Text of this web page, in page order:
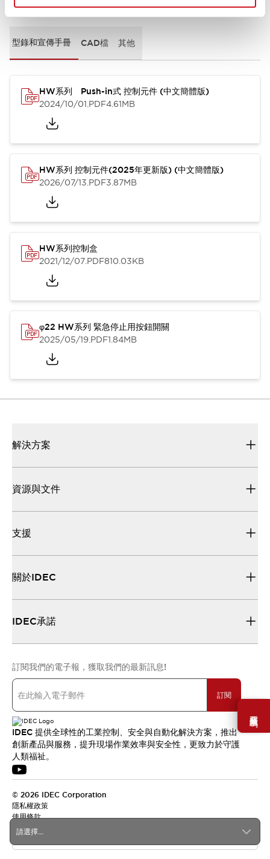
需要幫助嗎？
型錄和宣傳手冊 CAD檔 其他
HW系列 Push-in式 控制元件 (中文簡體版)
2024/10/01.PDF4.61MB
HW系列 控制元件(2025年更新版) (中文簡體版)
2026/07/13.PDF3.87MB
HW系列控制盒
2021/12/07.PDF810.03KB
φ22 HW系列 緊急停止用按鈕開關
2025/05/19.PDF1.84MB
請選擇...
解決方案
資源與文件
支援
關於IDEC
IDEC承諾
訂閱我們的電子報，獲取我們的最新訊息!
訂閱
IDEC 提供全球性的工業控制、安全與自動化解決方案，推出
創新產品與服務，提升現場作業效率與安全性，更致力於守護
人類福祉。
© 2026 IDEC Corporation
隱私權政策
使用條款
台灣